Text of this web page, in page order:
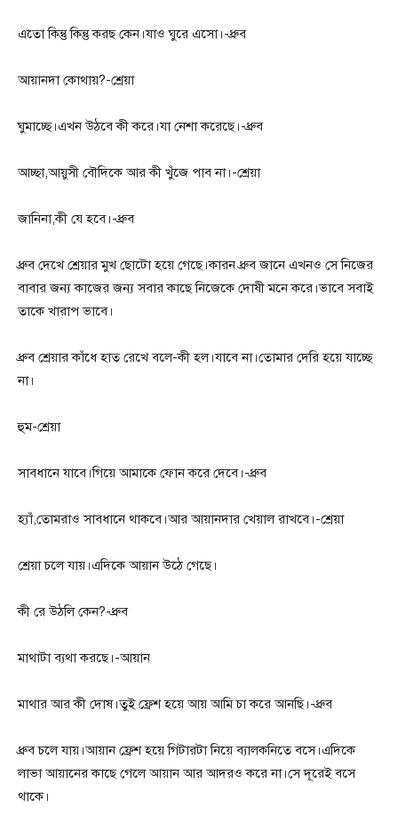
এতো কিন্তু কিন্তু করছ কেন।যাও ঘুরে এসো।-ধ্রুব
আয়ানদা কোথায়?-শ্রেয়া
ঘুমাচ্ছে।এখন উঠবে কী করে।যা নেশা করেছে।-ধ্রুব
আচ্ছা,আয়ুসী বৌদিকে আর কী খুঁজে পাব না।-শ্রেয়া
জানিনা,কী যে হবে।-ধ্রুব
ধ্রুব দেখে শ্রেয়ার মুখ ছোটো হয়ে গেছে।কারন ধ্রুব জানে এখনও সে নিজের
বাবার জন্য কাজের জন্য সবার কাছে নিজেকে দোষী মনে করে।ভাবে সবাই
তাকে খারাপ ভাবে।
ধ্রুব শ্রেয়ার কাঁধে হাত রেখে বলে-কী হল।যাবে না।তোমার দেরি হয়ে যাচ্ছে
না।
হুম-শ্রেয়া
সাবধানে যাবে।গিয়ে আমাকে ফোন করে দেবে।-ধ্রুব
হ্যাঁ,তোমরাও সাবধানে থাকবে।আর আয়ানদার খেয়াল রাখবে।-শ্রেয়া
শ্রেয়া চলে যায়।এদিকে আয়ান উঠে গেছে।
কী রে উঠলি কেন?-ধ্রুব
মাথাটা ব্যথা করছে।-আয়ান
মাথার আর কী দোষ।তুই ফ্রেশ হয়ে আয় আমি চা করে আনছি।-ধ্রুব
ধ্রুব চলে যায়।আয়ান ফ্রেশ হয়ে গিটারটা নিয়ে ব্যালকনিতে বসে।এদিকে
লাভা আয়ানের কাছে গেলে আয়ান আর আদরও করে না।সে দূরেই বসে
থাকে।